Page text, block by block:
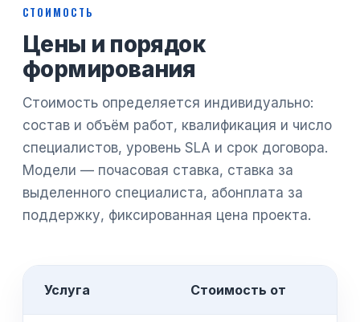
СТОИМОСТЬ
Цены и порядок
формирования
Стоимость определяется индивидуально:
состав и объём работ, квалификация и число
специалистов, уровень SLA и срок договора.
Модели — почасовая ставка, ставка за
выделенного специалиста, абонплата за
поддержку, фиксированная цена проекта.
Услуга Стоимость от